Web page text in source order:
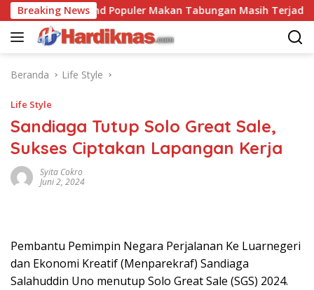
Langsung
ke
konten
Breaking News
Trend Populer Makan Tabungan Masih Terjadi?
Beranda Life Style
Life Style
Sandiaga Tutup Solo Great Sale,
Sukses Ciptakan Lapangan Kerja
Syita Cokro
Juni 2, 2024
Pembantu Pemimpin Negara Perjalanan Ke Luarnegeri
dan Ekonomi Kreatif (Menparekraf) Sandiaga
Salahuddin Uno menutup Solo Great Sale (SGS) 2024.